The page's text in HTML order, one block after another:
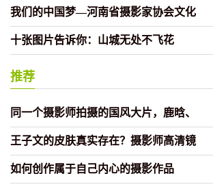
我们的中国梦—河南省摄影家协会文化
十张图片告诉你：山城无处不飞花
推荐
同一个摄影师拍摄的国风大片，鹿晗、
王子文的皮肤真实存在？摄影师高清镜
如何创作属于自己内心的摄影作品